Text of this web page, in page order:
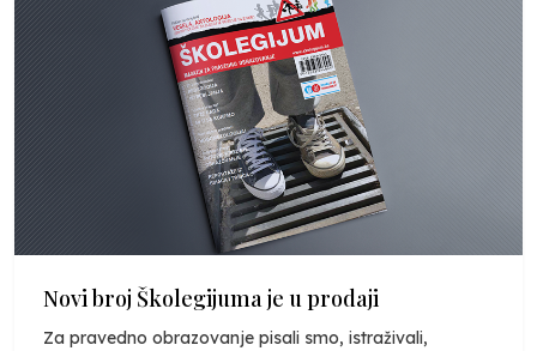
Novi broj Školegijuma je u prodaji
Za pravedno obrazovanje pisali smo, istraživali,